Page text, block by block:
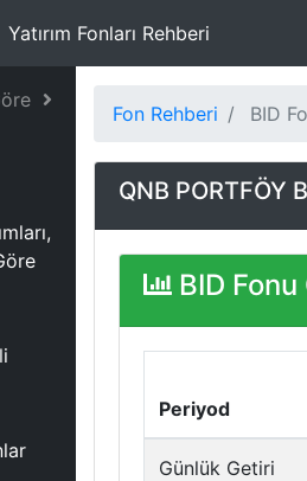
Yatırım Fonları Rehberi
Fon Rehberi BID
QNB PORTFÖY
BID
Periyod
Günlük Getiri